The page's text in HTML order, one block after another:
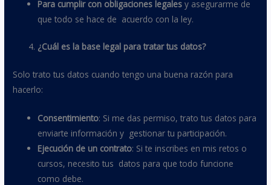
Para cumplir con obligaciones legalesy asegurarme de
que todo se hace de acuerdo con la ley.
¿Cuál es la base legal para tratar tus datos?
Solo trato tus datos cuando tengo una buena razón para
hacerlo:
Consentimiento: Si me das permiso, trato tus datos para
enviarte información y gestionar tu participación.
Ejecución de un contrato: Si te inscribes en mis retos o
cursos, necesito tus datos para que todo funcione
como debe.